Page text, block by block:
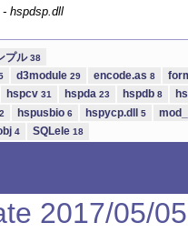
hspdsp.dll
プル38
d3module 29 encode.as 8
hspcv 31 hspda 23 hspdb 8
2 hspusbio 6 hspycp.dll 5
4 SQLele 18
2017/05/